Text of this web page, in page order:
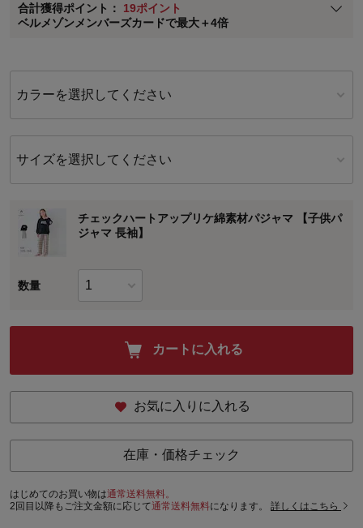
合計獲得ポイント： 19ポイント
ベルメゾンメンバーズカードで最大＋4倍
※メンバーズカードの加算ポイントはステージ倍率適用前の基本ポイント
に対して適用されます。
カラーを選択してください
サイズを選択してください
チェックハートアップリケ綿素材パジャマ 【子供パ
ジャマ 長袖】
数量
カートに入れる
お気に入りに入れる
在庫・価格チェック
はじめてのお買い物は通常送料無料。
2回目以降もご注文金額に応じて通常送料無料になります。 詳しくはこちら